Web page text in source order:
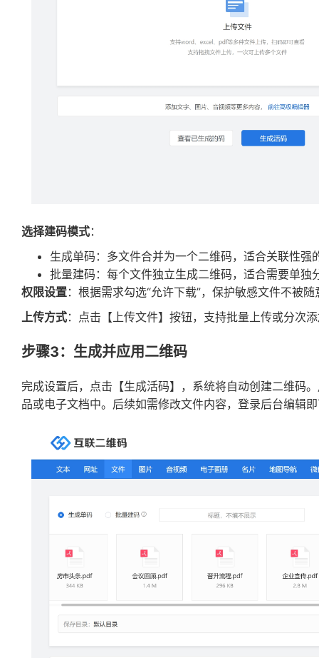
选择建码模式：
生成单码：多文件合并为一个二维码，适合关联性强
批量建码：每个文件独立生成二维码，适合需要单
权限设置：根据需求勾选“允许下载”，保护敏感文件不被随
上传方式：点击【上传文件】按钮，支持批量上传或分次
步骤3：生成并应用二维码
完成设置后，点击【生成活码】，系统将自动创建二维码
品或电子文档中。后续如需修改文件内容，登录后台编辑